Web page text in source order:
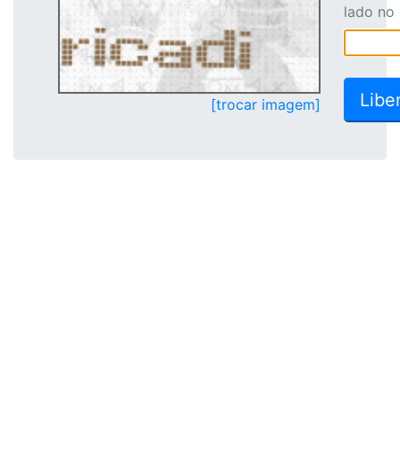
[trocar imagem]
lado no